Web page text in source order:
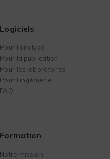
Logiciels
Pour l’analyse
Pour la publication
Pour les laboratoires
Pour l’ingénierie
FAQ
Formation
Notre mission